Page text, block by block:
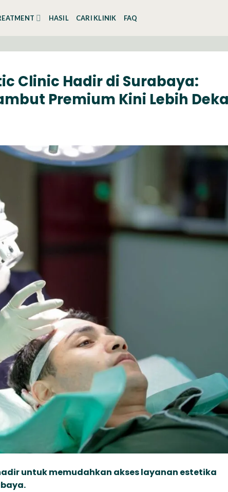
HASIL CARI KLINIK FAQ
Clinic Hadir di Surabaya:
Premium Kini Lebih
untuk memudahkan akses layanan estetika